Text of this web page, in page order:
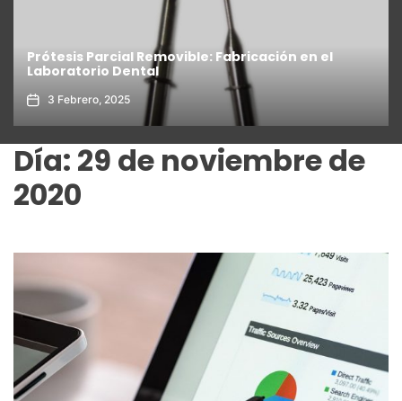
Prótesis Parcial Removible: Fabricación en el
Laboratorio Dental
3 Febrero, 2025
Día: 29 de noviembre de
2020